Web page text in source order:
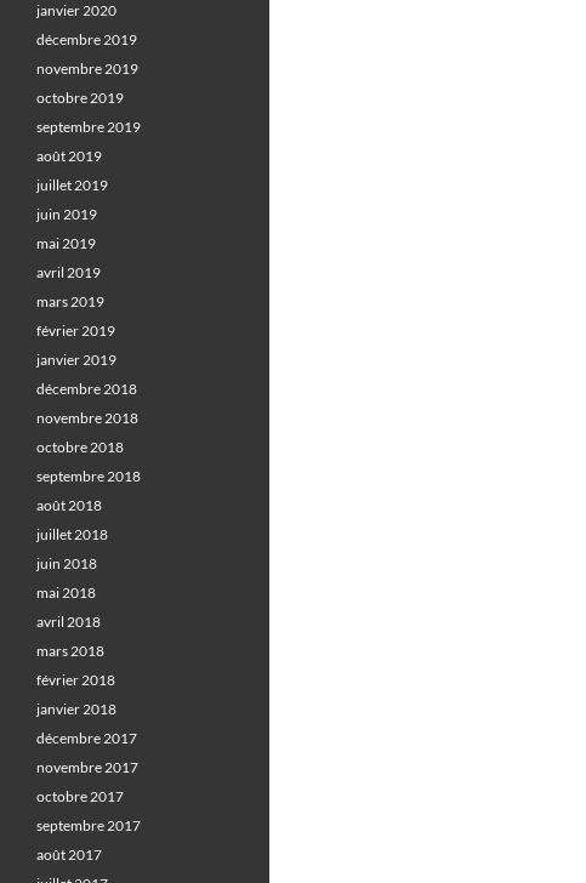
janvier 2020
décembre 2019
novembre 2019
octobre 2019
septembre 2019
août 2019
juillet 2019
juin 2019
mai 2019
avril 2019
mars 2019
février 2019
janvier 2019
décembre 2018
novembre 2018
octobre 2018
septembre 2018
août 2018
juillet 2018
juin 2018
mai 2018
avril 2018
mars 2018
février 2018
janvier 2018
décembre 2017
novembre 2017
octobre 2017
septembre 2017
août 2017